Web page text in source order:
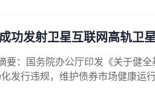
功发射卫星互联网高轨卫
要：国务院办公厅印发《关于健
发行违规，维护债券市场健康运